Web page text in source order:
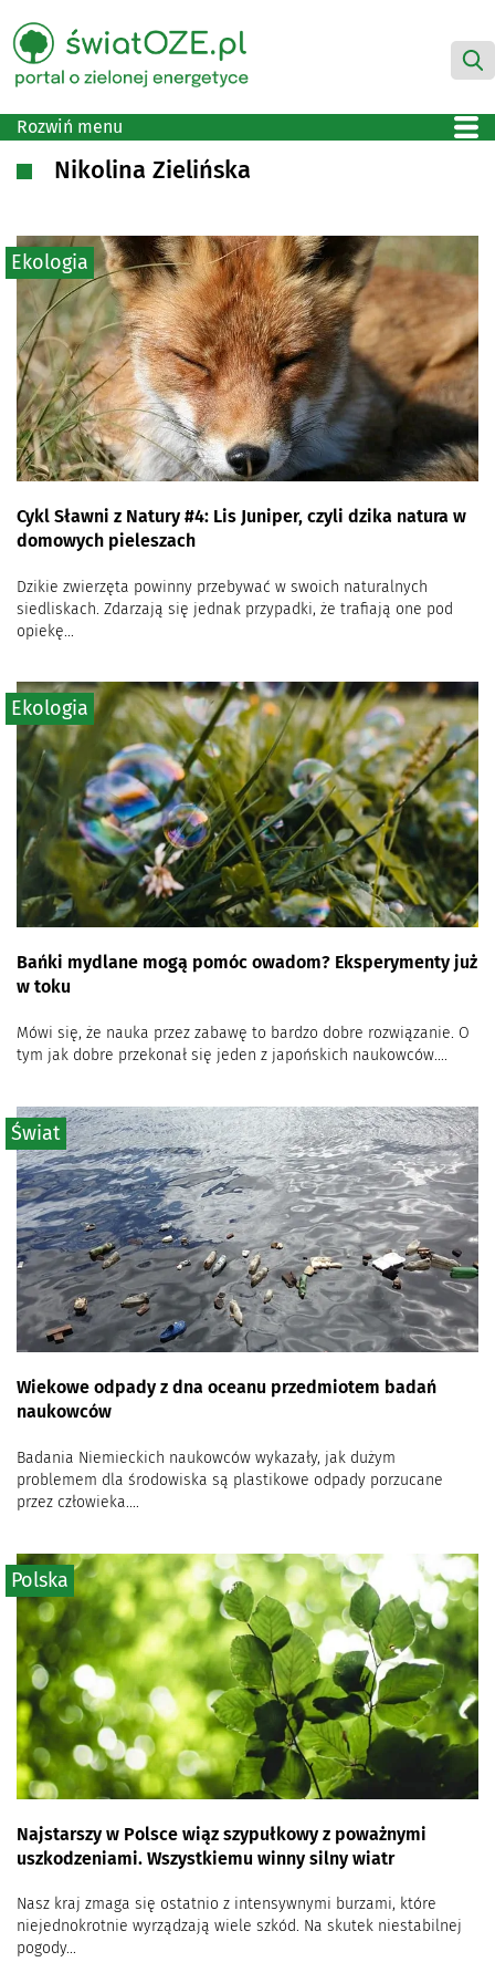
Rozwiń menu
Nikolina Zielińska
Cykl Sławni z Natury #4: Lis Juniper, czyli dzika natura w
domowych pieleszach
Dzikie zwierzęta powinny przebywać w swoich naturalnych
siedliskach. Zdarzają się jednak przypadki, że trafiają one pod
opiekę...
Ekologia
Bańki mydlane mogą pomóc owadom? Eksperymenty już
w toku
Mówi się, że nauka przez zabawę to bardzo dobre rozwiązanie. O
tym jak dobre przekonał się jeden z japońskich naukowców....
Ekologia
Wiekowe odpady z dna oceanu przedmiotem badań
naukowców
Badania Niemieckich naukowców wykazały, jak dużym
problemem dla środowiska są plastikowe odpady porzucane
przez człowieka....
Świat
Najstarszy w Polsce wiąz szypułkowy z poważnymi
uszkodzeniami. Wszystkiemu winny silny wiatr
Nasz kraj zmaga się ostatnio z intensywnymi burzami, które
niejednokrotnie wyrządzają wiele szkód. Na skutek niestabilnej
pogody...
Polska